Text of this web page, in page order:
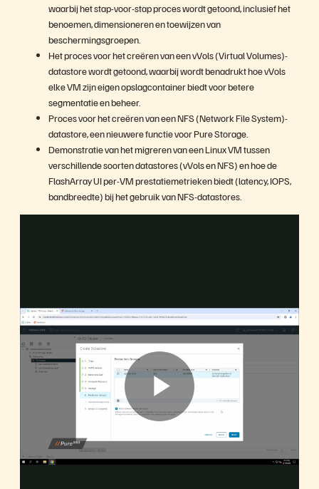
waarbij het stap-voor-stap proces wordt getoond, inclusief het
benoemen, dimensioneren en toewijzen van
beschermingsgroepen.
Het proces voor het creëren van een vVols (Virtual Volumes)-
datastore wordt getoond, waarbij wordt benadrukt hoe vVols
elke VM zijn eigen opslagcontainer biedt voor betere
segmentatie en beheer.
Proces voor het creëren van een NFS (Network File System)-
datastore, een nieuwere functie voor Pure Storage.
Demonstratie van het migreren van een Linux VM tussen
verschillende soorten datastores (vVols en NFS) en hoe de
FlashArray UI per-VM prestatiemetrieken biedt (latency, IOPS,
bandbreedte) bij het gebruik van NFS-datastores.
P